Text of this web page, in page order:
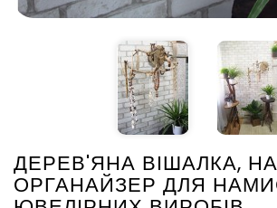
ДЕРЕВ'ЯНА ВІШАЛКА,
ОРГАНАЙЗЕР ДЛЯ